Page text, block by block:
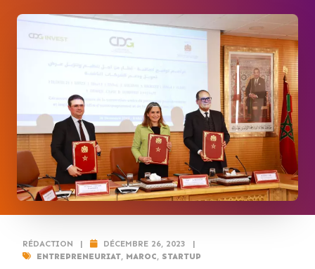
RÉDACTION | DÉCEMBRE 26, 2023
|
ENTREPRENEURIAT, MAROC, STARTUP